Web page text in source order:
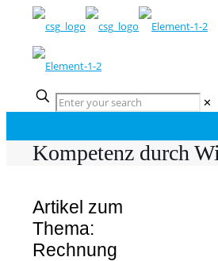
✕
Kompetenz durch
Artikel zum
Thema:
Rechnung